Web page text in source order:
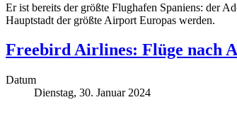
Er ist bereits der größte Flughafen Spaniens: der
Hauptstadt der größte Airport Europas werden.
Freebird Airlines: Flüge nach
Datum
Dienstag, 30. Januar 2024